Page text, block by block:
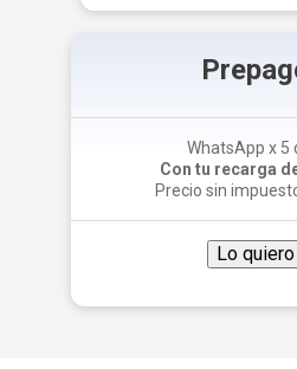
WhatsApp x 5
Con tu recarga
Precio sin
Lo quiero